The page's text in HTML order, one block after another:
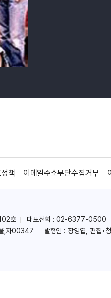
책 이메일주소무단수집거부
호 대표전화 : 02-6377-0500
,자00347 발행인 : 장영엽, 편집•